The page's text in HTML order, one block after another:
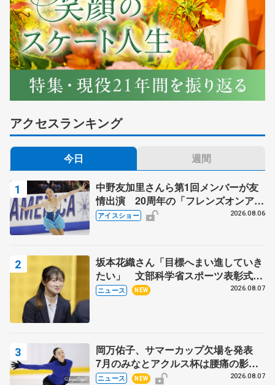
アクセスランキング
今日 週間
中野友加里さんら第1回メンバーが友
情出演 20周年の「フレンズオンアイ
ス」 宮本賢二さん、有川梨絵さん、
アイスショー 2026.08.06
坂本花織さん「目標へまい進していき
たい」 文部科学省スポーツ表彰式で
代表謝辞
ニュース NEW 2026.08.07
岡万佑子、サマーカップ欠場を発表
7月のみなとアクルス杯は腰痛の影響
で
ニュース NEW 2026.08.07